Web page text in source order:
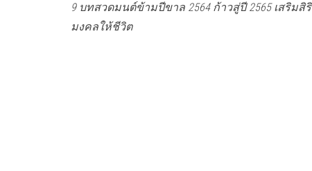
9 บทสวดมนต์ข้ามปีขาล 2564 ก้าวสู่ปี 2565 เสริมสิริ
มงคลให้ชีวิต